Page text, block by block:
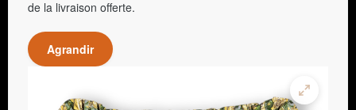
de la livraison offerte.
Agrandir